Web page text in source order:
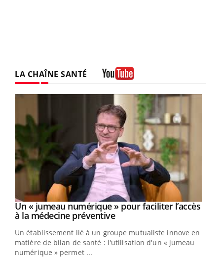
LA CHAÎNE SANTÉ
Youtube
Un « jumeau numérique » pour faciliter l’accès
à la médecine préventiveYoutube
Un établissement lié à un groupe mutualiste innove en
matière de bilan de santé : l'utilisation d'un « jumeau
numérique » permet ...